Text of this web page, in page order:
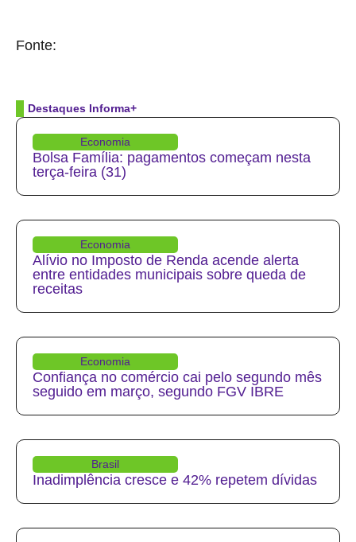
Fonte:
Destaques Informa+
Economia
Bolsa Família: pagamentos começam nesta
terça-feira (31)
Economia
Alívio no Imposto de Renda acende alerta
entre entidades municipais sobre queda de
receitas
Economia
Confiança no comércio cai pelo segundo mês
seguido em março, segundo FGV IBRE
Brasil
Inadimplência cresce e 42% repetem dívidas